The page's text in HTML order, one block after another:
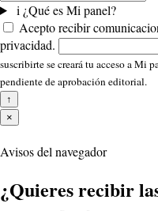
i ¿Qué es Mi panel?
Acepto recibir
privacidad.
suscribirte se creará tu acceso a Mi
pendiente de aprobación editorial.
↑
×
Avisos del navegador
¿Quieres recibir